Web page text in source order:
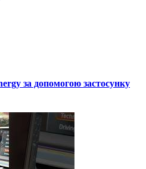
за допомогою застосунку